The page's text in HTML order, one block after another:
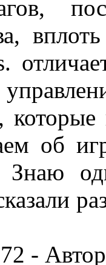
об
Знаю
-